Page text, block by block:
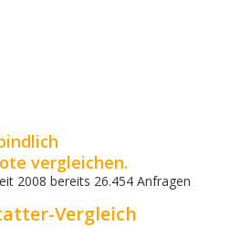
vergleichen.
2008 bereits 26.454 Anfragen
Vergleich